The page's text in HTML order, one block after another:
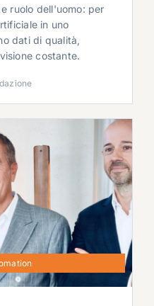
ruolo dell'uomo: per
in uno
dati di qualità,
costante.